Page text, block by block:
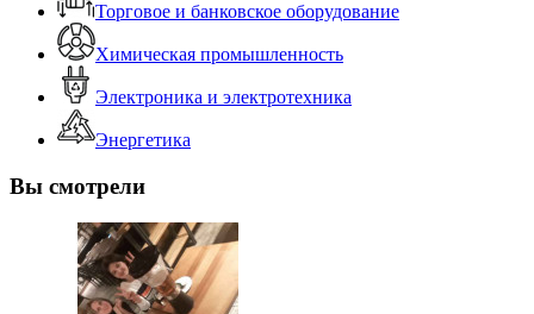
Торговое и банковское оборудование
Химическая промышленность
Электроника и электротехника
Энергетика
Вы смотрели